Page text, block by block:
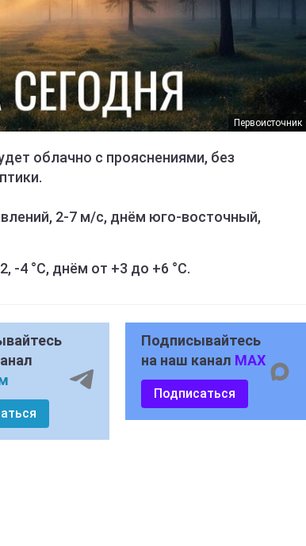
Первоисточник
облачно с прояснениями, без
2-7 м/с, днём юго-восточный,
-4 °C, днём от +3 до +6 °C.
Подписывайтесь
на наш канал MAX
Подписаться